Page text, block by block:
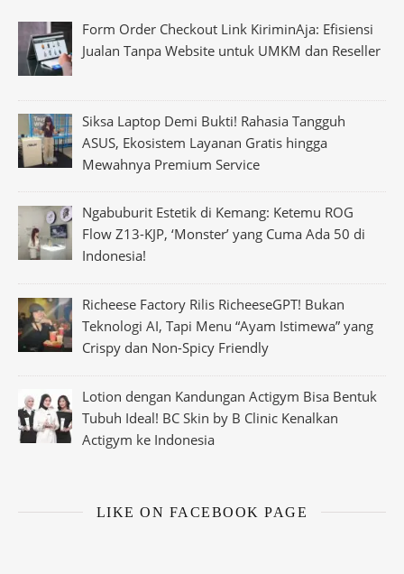
Form Order Checkout Link KiriminAja: Efisiensi
Jualan Tanpa Website untuk UMKM dan Reseller
Siksa Laptop Demi Bukti! Rahasia Tangguh
ASUS, Ekosistem Layanan Gratis hingga
Mewahnya Premium Service
Ngabuburit Estetik di Kemang: Ketemu ROG
Flow Z13-KJP, ‘Monster’ yang Cuma Ada 50 di
Indonesia!
Richeese Factory Rilis RicheeseGPT! Bukan
Teknologi AI, Tapi Menu “Ayam Istimewa” yang
Crispy dan Non-Spicy Friendly
Lotion dengan Kandungan Actigym Bisa Bentuk
Tubuh Ideal! BC Skin by B Clinic Kenalkan
Actigym ke Indonesia
LIKE ON FACEBOOK PAGE